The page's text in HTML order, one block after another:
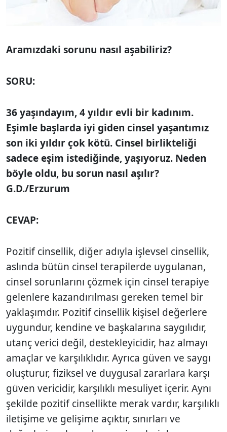
Aramızdaki sorunu nasıl aşabiliriz?
SORU:
36 yaşındayım, 4 yıldır evli bir kadınım.
Eşimle başlarda iyi giden cinsel ya­şantımız
son iki yıldır çok kötü. Cinsel birlikteliği
sadece eşim istediğinde, yaşıyoruz. Neden
böyle oldu, bu sorun nasıl aşılır?
G.D./Erzurum
CEVAP:
Pozitif cinsellik, diğer adıyla işlevsel cinsel­lik,
aslında bütün cinsel terapilerde uygu­lanan,
cinsel sorunlarını çözmek için cinsel terapiye
gelenlere kazandırılması gereken temel bir
yaklaşımdır. Pozitif cinsellik kişi­sel değerlere
uygundur, kendine ve başka­larına saygılıdır,
utanç verici değil, destek­leyicidir, haz almayı
amaçlar ve karşılıklıdır. Ayrıca güven ve saygı
oluşturur, fiziksel ve duygusal zararlara karşı
güven vericidir, karşılıklı mesuliyet içerir. Aynı
şekilde pozi­tif cinsellikte merak vardır, karşılıklı
iletişi­me ve gelişime açıktır, sınırları ve